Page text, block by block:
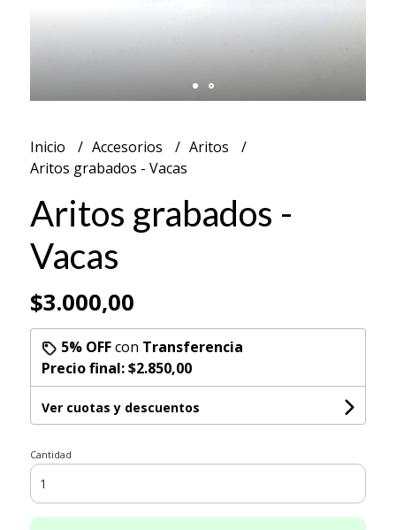
Inicio Accesorios
Aritos
Aritos grabados - Vacas
Aritos grabados -
Vacas
$3.000,00
5% OFFcon Transferencia
Precio final:$2.850,00
Ver cuotas y descuentos
Cantidad